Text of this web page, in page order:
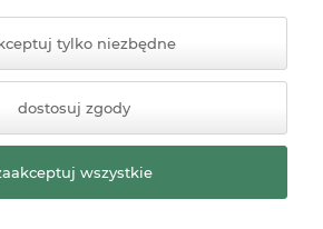
Sklep internetowy Shoper
Premium
tylko niezbędne
dostosuj zgody
wszystkie